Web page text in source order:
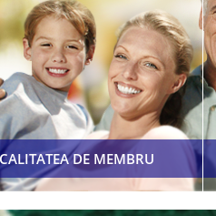
CALITATEA DE MEMBRU
ETICHETAREA ȘI PUBLICITATEA
SUPLIMENTELOR ALIMENTARE
COD DE ETICĂ
LEGISLAȚIE